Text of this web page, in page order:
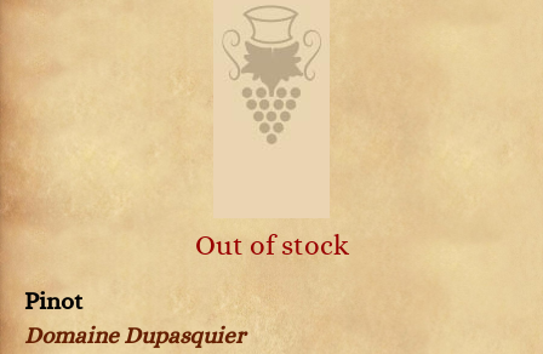
Out of stock
Pinot
Domaine Dupasquier